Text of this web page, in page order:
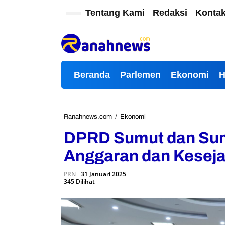
Tentang Kami Redaksi
Beranda Parlemen Ekonomi
Ranahnews.com / Ekonomi
R
S
t
d
DPRD Sumut dan
Anggaran dan
PRN 31 Januari 2025
345 Dilihat